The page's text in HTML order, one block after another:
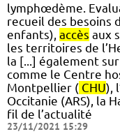
lymphœdème.
recueil des besoins
enfants), accès aux
les territoires de
la [...] également
comme le Centre
Montpellier ( CHU),
Occitanie (ARS), la
fil de l’actualité
23/11/2021 15:29